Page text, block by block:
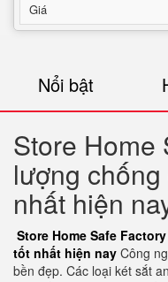
Giá
Nổi bật
Store Home
lượng
nhất hiện
Store Home Safe
tốt nhất hiện nay Công
bền đẹp. Các loại két sắt